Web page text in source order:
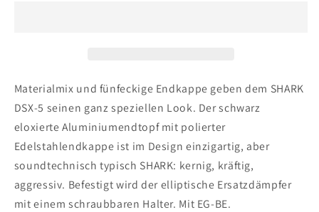
für
Honda
CBR500R
2016-
2016
für
Honda
CBR500R
2016-
2016
Materialmix und fünfeckige Endkappe geben dem SHARK
DSX-5 seinen ganz speziellen Look. Der schwarz
eloxierte Aluminiumendtopf mit polierter
Edelstahlendkappe ist im Design einzigartig, aber
soundtechnisch typisch SHARK: kernig, kräftig,
aggressiv. Befestigt wird der elliptische Ersatzdämpfer
mit einem schraubbaren Halter. Mit EG-BE.